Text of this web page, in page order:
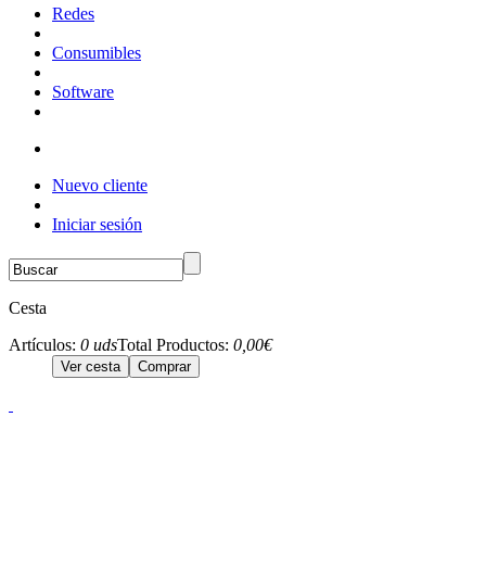
Redes
Consumibles
Software
Nuevo cliente
Iniciar sesión
Cesta
Artículos: 0 udsTotal Productos: 0,00€